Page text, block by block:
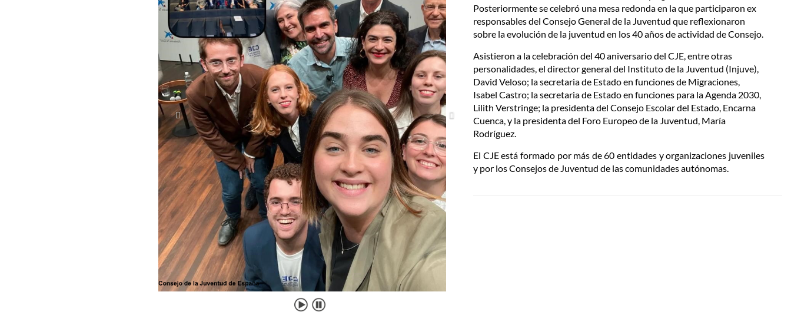
Posteriormente se celebró una mesa redonda en la que participaron ex
responsables del Consejo General de la Juventud que reflexionaron
sobre la evolución de la juventud en los 40 años de actividad de Consejo.
Asistieron a la celebración del 40 aniversario del CJE, entre otras
personalidades, el director general del Instituto de la Juventud (Injuve),
David Veloso; la secretaria de Estado en funciones de Migraciones,
Isabel Castro; la secretaria de Estado en funciones para la Agenda 2030,
Lilith Verstringe; la presidenta del Consejo Escolar del Estado, Encarna
Cuenca, y la presidenta del Foro Europeo de la Juventud, María
Rodríguez.
El CJE está formado por más de 60 entidades y organizaciones juveniles
y por los Consejos de Juventud de las comunidades autónomas.